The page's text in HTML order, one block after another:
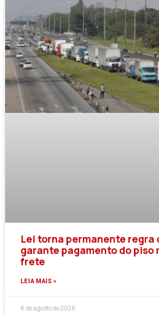
Lei torna permanente regra
garante pagamento do piso
frete
LEIA MAIS »
6 de agosto de 2026